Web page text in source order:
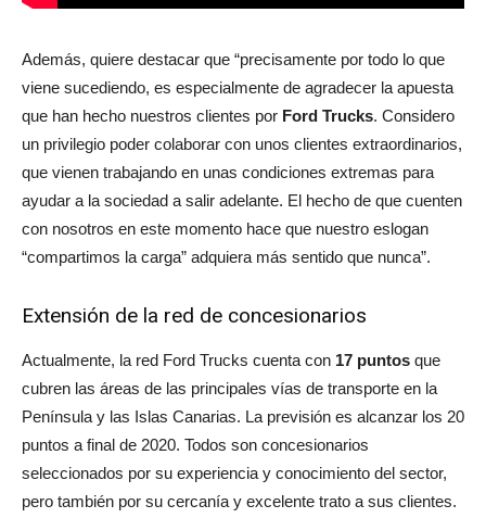
Además, quiere destacar que “precisamente por todo lo que
viene sucediendo, es especialmente de agradecer la apuesta
que han hecho nuestros clientes por Ford Trucks. Considero
un privilegio poder colaborar con unos clientes extraordinarios,
que vienen trabajando en unas condiciones extremas para
ayudar a la sociedad a salir adelante. El hecho de que cuenten
con nosotros en este momento hace que nuestro eslogan
“compartimos la carga” adquiera más sentido que nunca”.
Extensión de la red de concesionarios
Actualmente, la red Ford Trucks cuenta con 17 puntos que
cubren las áreas de las principales vías de transporte en la
Península y las Islas Canarias. La previsión es alcanzar los 20
puntos a final de 2020. Todos son concesionarios
seleccionados por su experiencia y conocimiento del sector,
pero también por su cercanía y excelente trato a sus clientes.